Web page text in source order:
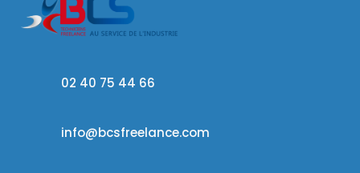
02 40 75 44 66
info@bcsfreelance.com